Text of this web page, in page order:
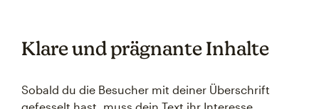
Klare und prägnante Inhalte
Sobald du die Besucher mit deiner Überschrift